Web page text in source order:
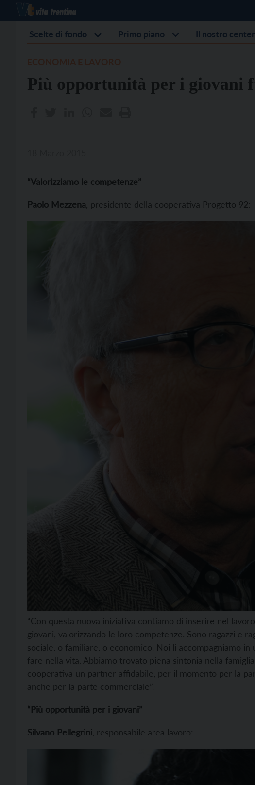
Scelte di fondo Primo piano Il nostro
Più opportunità per i giovani
“Valorizziamo le competenze”
Paolo Mezzena , presidente della cooperativa Progetto 92:
“Con questa nuova iniziativa contiamo di inserire nel
giovani, valorizzando le loro competenze. Sono ragazzi e
sociale, o familiare, o economico. Noi li accompagniamo
fare nella vita. Abbiamo trovato piena sintonia nella
cooperativa un partner affidabile, per il momento per la
anche per la parte commerciale”.
“Più opportunità per i giovani”
Silvano Pellegrini , responsabile area lavoro: